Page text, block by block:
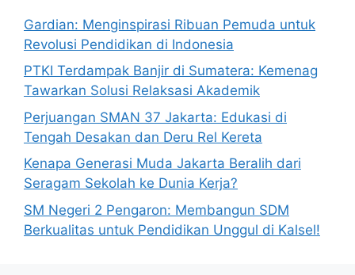
Gardian: Menginspirasi Ribuan Pemuda untuk
Revolusi Pendidikan di Indonesia
PTKI Terdampak Banjir di Sumatera: Kemenag
Tawarkan Solusi Relaksasi Akademik
Perjuangan SMAN 37 Jakarta: Edukasi di
Tengah Desakan dan Deru Rel Kereta
Kenapa Generasi Muda Jakarta Beralih dari
Seragam Sekolah ke Dunia Kerja?
SM Negeri 2 Pengaron: Membangun SDM
Berkualitas untuk Pendidikan Unggul di Kalsel!